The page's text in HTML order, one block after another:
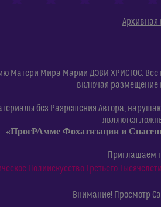
Архивная
Матери Мира Марии ДЭВИ ХРИСТОС.
включая размещение
без Разрешения Автора,
являются
«ПрогРАмме Фохатизации и
Приглашаем
Полиискусство Третьего
Внимание! Просмотр